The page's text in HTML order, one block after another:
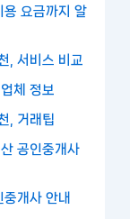
용 요금까지 알
, 서비스 비교
체 정보
, 거래팁
공인중개사
개사 안내